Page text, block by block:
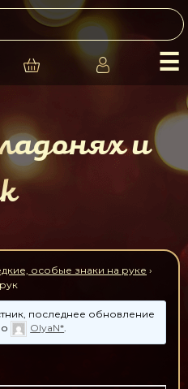
☰
и
особые знаки на руке ›
последнее обновление
OlyaN*.